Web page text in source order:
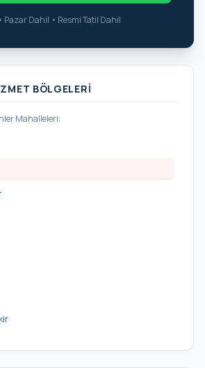
Pazar Dahil • Resmi Tatil Dahil
BÖLGELERI
Mahalleleri: